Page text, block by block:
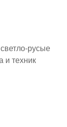
русые
и техник